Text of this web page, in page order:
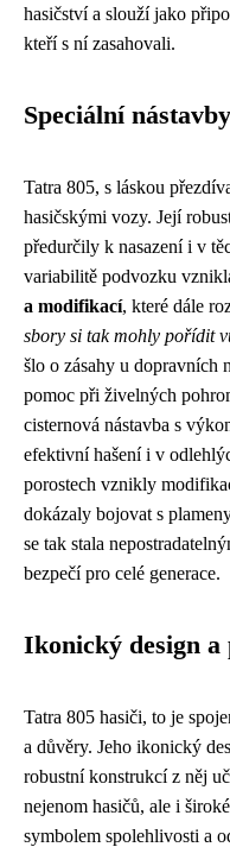
hasičství a slouží jako
kteří s ní zasahovali.
Speciální
Tatra 805, s láskou
hasičskými vozy. Její
předurčily k nasazení i v
variabilitě podvozku
a modifikací, které dále
sbory si tak mohly pořídit
šlo o zásahy u dopravních
pomoc při živelných
cisternová nástavba s
efektivní hašení i v
porostech vznikly
dokázaly bojovat s
se tak stala
bezpečí pro celé generace.
Ikonický design a
Tatra 805 hasiči, to je
a důvěry. Jeho ikonický
robustní konstrukcí z něj
nejenom hasičů, ale i
symbolem spolehlivosti a